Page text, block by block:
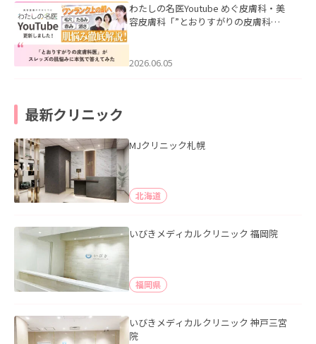
わたしの名医Youtube めぐ皮膚科・美
容皮膚科「”とおりすがりの皮膚科
2026.06.05
最新クリニック
MJクリニック札幌
北海道
いびきメディカルクリニック 福岡院
福岡県
いびきメディカルクリニック 神戸三宮
院